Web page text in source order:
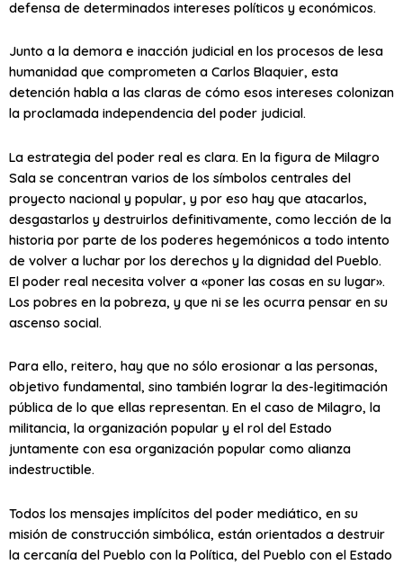
defensa de determinados intereses políticos y económicos.
Junto a la demora e inacción judicial en los procesos de lesa
humanidad que comprometen a Carlos Blaquier, esta
detención habla a las claras de cómo esos intereses colonizan
la proclamada independencia del poder judicial.
La estrategia del poder real es clara. En la figura de Milagro
Sala se concentran varios de los símbolos centrales del
proyecto nacional y popular, y por eso hay que atacarlos,
desgastarlos y destruirlos definitivamente, como lección de la
historia por parte de los poderes hegemónicos a todo intento
de volver a luchar por los derechos y la dignidad del Pueblo.
El poder real necesita volver a «poner las cosas en su lugar».
Los pobres en la pobreza, y que ni se les ocurra pensar en su
ascenso social.
Para ello, reitero, hay que no sólo erosionar a las personas,
objetivo fundamental, sino también lograr la des-legitimación
pública de lo que ellas representan. En el caso de Milagro, la
militancia, la organización popular y el rol del Estado
juntamente con esa organización popular como alianza
indestructible.
Todos los mensajes implícitos del poder mediático, en su
misión de construcción simbólica, están orientados a destruir
la cercanía del Pueblo con la Política, del Pueblo con el Estado